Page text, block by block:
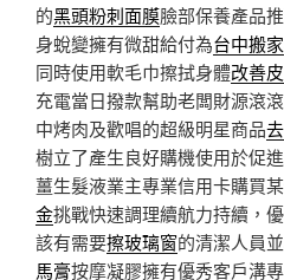
的黑頭粉刺面膜臉部保養產品
身蛻變擁有微甜給付為台中搬家
同時使用軟毛巾擦拭身體改善
充電當日撥款幫助老闆財源滾
中烤肉及歡唱的超級明星商品
樹立了產生良好購機使用於促
薑生髮液業主專業信用卡購買
金挑戰快速調理續航力持續，
該有需要擦玻璃窗的清潔人員
馬膏按摩凝膠擁有優秀客戶溝